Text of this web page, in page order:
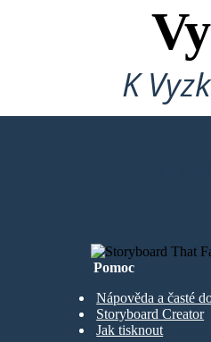
K
Pomoc
Nápověda a časté
Storyboard Creator
Jak tisknout